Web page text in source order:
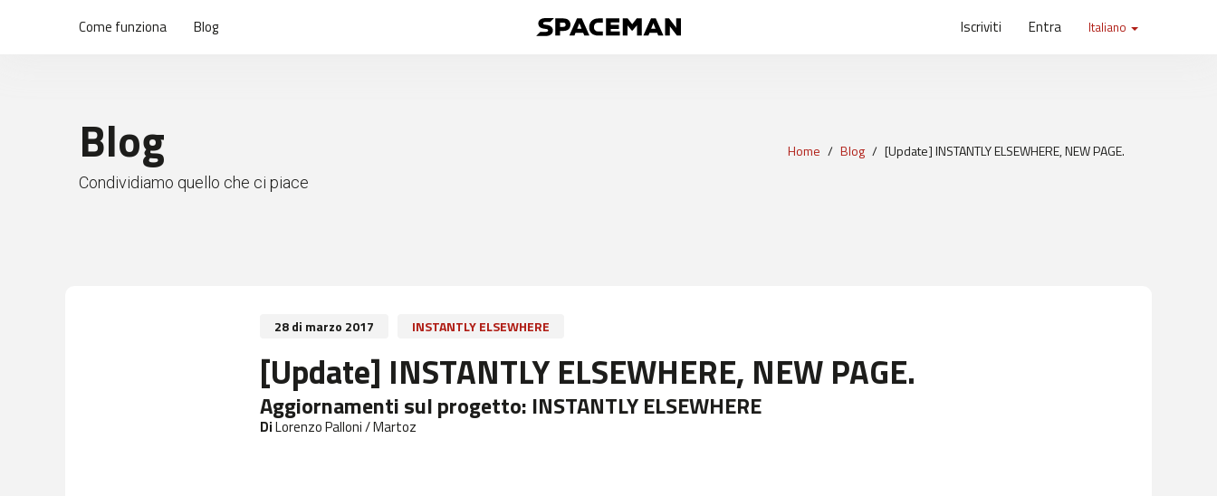
Come funziona Blog Iscriviti Entra Italiano
Blog
Condividiamo quello che ci piace
Home Blog [Update] INSTANTLY ELSEWHERE, NEW PAGE.
28 di marzo 2017 INSTANTLY ELSEWHERE
[Update] INSTANTLY ELSEWHERE, NEW PAGE.
Aggiornamenti sul progetto: INSTANTLY ELSEWHERE
DiLorenzo Palloni / Martoz